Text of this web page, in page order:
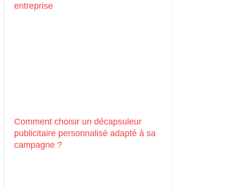
entreprise
Comment choisir un décapsuleur
publicitaire personnalisé adapté à sa
campagne ?